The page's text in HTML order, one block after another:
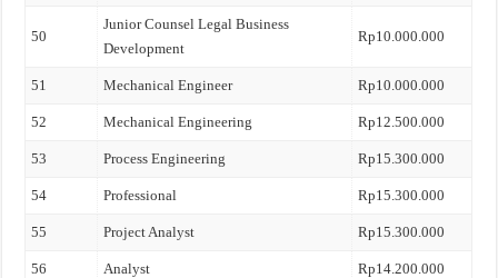
50
Junior Counsel Legal Business
Development
Rp10.000.000
51 Mechanical Engineer Rp10.000.000
52 Mechanical Engineering Rp12.500.000
53 Process Engineering Rp15.300.000
54 Professional Rp15.300.000
55 Project Analyst Rp15.300.000
56 Analyst Rp14.200.000